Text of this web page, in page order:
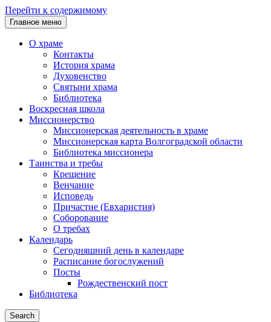
Перейти к содержимому
Главное меню
О храме
Контакты
История храма
Духовенство
Святыни храма
Библиотека
Воскресная школа
Миссионерство
Миссионерская деятельность в храме
Миссионерская карта Волгоградской области
Библиотека миссионера
Таинства и требы
Крещение
Венчание
Исповедь
Причастие (Евхаристия)
Соборование
О требах
Календарь
Сегодняшний день в календаре
Расписание богослужений
Посты
Рождественский пост
Библиотека
Search